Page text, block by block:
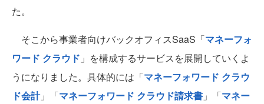
た。
そこから事業者向けバックオフィスSaaS「マネーフォ
ワード クラウド 」を構成するサービスを展開していくよ
うになりました。具体的には「マネーフォワード クラウ
ド会計」「マネーフォワード クラウド請求書 」「マネー